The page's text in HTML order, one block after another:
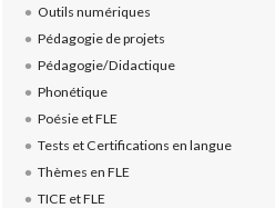
Outils numériques
Pédagogie de projets
Pédagogie/Didactique
Phonétique
Poésie et FLE
Tests et Certifications en langue
Thèmes en FLE
TICE et FLE